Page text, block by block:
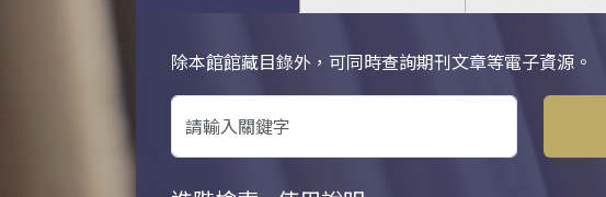
除本館館藏目錄外，可同時查詢期刊文章等電子資源。
關鍵字搜尋